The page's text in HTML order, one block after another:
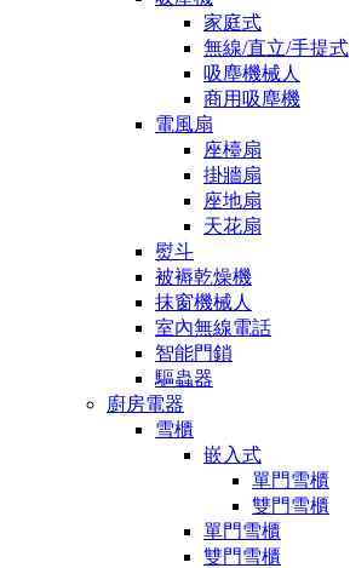
家庭式
無線/直立/手提式
吸塵機械人
商用吸塵機
電風扇
座檯扇
掛牆扇
座地扇
天花扇
熨斗
被褥乾燥機
抹窗機械人
室內無線電話
智能門鎖
驅蟲器
廚房電器
雪櫃
嵌入式
單門雪櫃
雙門雪櫃
單門雪櫃
雙門雪櫃